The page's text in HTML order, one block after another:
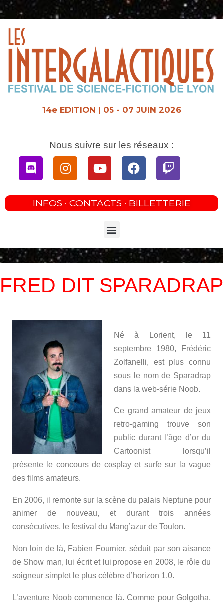
Aller
au
14e EDITION | 05 - 07 JUIN 2026
Nous suivre sur les réseaux :
DiscordInstagramYoutubeFacebookTwitch
INFOS · CONTACTS · BILLETTERIE
Menu
FRED DIT SPARADRAP
Né à Lorient, le 11
septembre 1980, Frédéric
Zolfanelli, est plus connu
sous le nom de Sparadrap
dans la web-série Noob.
Ce grand amateur de jeux
retro-gaming trouve son
public durant l’âge d’or du
Cartoonist lorsqu’il
présente le concours de cosplay et surfe sur la vague
des films amateurs.
En 2006, il remonte sur la scène du palais Neptune pour
animer de nouveau, et durant trois années
consécutives, le festival du Mang’azur de Toulon.
Non loin de là, Fabien Fournier, séduit par son aisance
de Show man, lui écrit et lui propose en 2008, le rôle du
soigneur simplet le plus célèbre d’horizon 1.0.
L’aventure Noob commence là. Comme pour Golgotha,